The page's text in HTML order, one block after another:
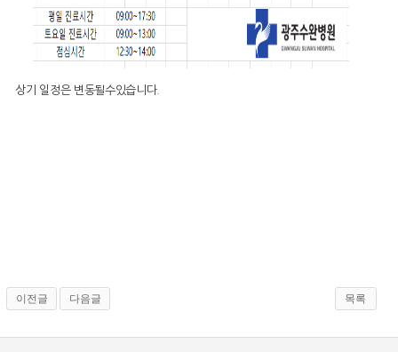
상기 일정은 변동될수있습니다.
이전글 다음글 목록